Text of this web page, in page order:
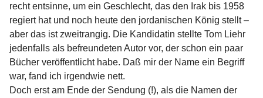
recht entsinne, um ein Geschlecht, das den Irak bis 1958
regiert hat und noch heute den jordanischen König stellt –
aber das ist zweitrangig. Die Kandidatin stellte Tom Liehr
jedenfalls als befreundeten Autor vor, der schon ein paar
Bücher veröffentlicht habe. Daß mir der Name ein Begriff
war, fand ich irgendwie nett.
Doch erst am Ende der Sendung (!), als die Namen der